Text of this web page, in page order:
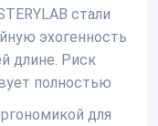
стали
эхогенность
длине. Риск
полностью
для